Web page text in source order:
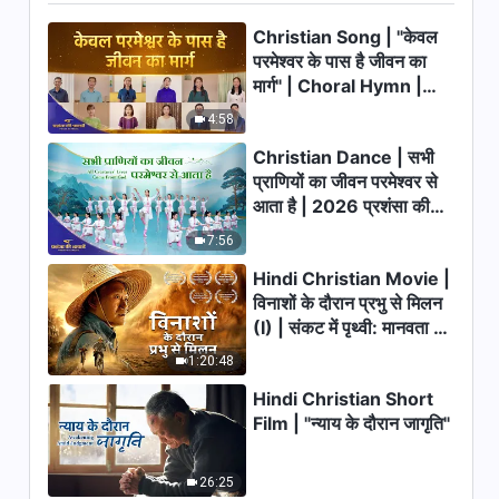
5:19
9:00
Christian Song | राज्य गान (III)
लोगों आनंद मनाओ! | Life in the
Kingdom Is an Incomparable
Joy
6:22
Christian Song | राज्य गान (I)
राज्य जगत में अवतरित होता है
7:25
Christian Song | राज्य गान (II)
परमेश्वर आ चुका है और परमेश्वर राज्य
करता है
7:57
Christian Song | राज्य | Praise
the Coming of the Kingdom
of Christ
4:58
Christian Song | "केवल
परमेश्वर के पास है जीवन का
मार्ग" | Choral Hymn |
7:56
Christian Dance | सभी
प्राणियों का जीवन परमेश्वर से
आता है | 2026 प्रशंसा की
1:20:48
Hindi Christian Movie |
विनाशों के दौरान प्रभु से मिलन
(I) | संकट में पृथ्वी: मानवता का
26:25
Hindi Christian Short
Film | "न्याय के दौरान जागृति"